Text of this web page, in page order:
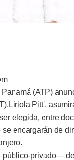
Panamá (ATP)
Pittí,
elegida, entre
encargarán de
privado—